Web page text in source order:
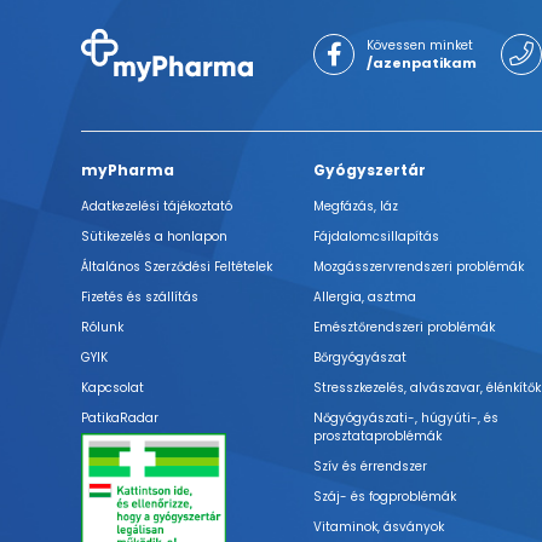
Kövessen minket
/azenpatikam
myPharma
Adatkezelési tájékoztató
Sütikezelés a honlapon
Általános Szerződési Feltételek
Fizetés és szállítás
Rólunk
GYIK
Kapcsolat
PatikaRadar
Gyógyszertár
Megfázás, láz
Fájdalomcsillapítás
Mozgásszervrendszeri problémák
Allergia, asztma
Emésztőrendszeri problémák
Bőrgyógyászat
Stresszkezelés, alvászavar, élénkítők
Nőgyógyászati-, húgyúti-, és
prosztataproblémák
Szív és érrendszer
Száj- és fogproblémák
Vitaminok, ásványok